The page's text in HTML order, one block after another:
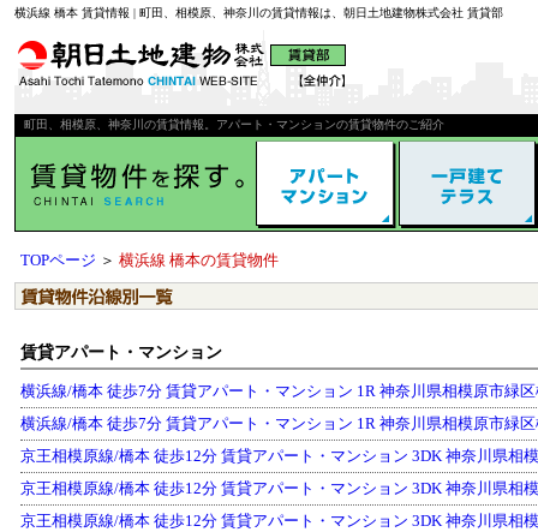
横浜線 橋本 賃貸情報 | 町田、相模原、神奈川の賃貸情報は、朝日土地建物株式会社 賃貸部
町田、相模原、神奈川の賃貸情報。アパート・マンションの賃貸物件のご紹介
TOPページ ＞ 横浜線 橋本の賃貸物件
賃貸アパート・マンション
横浜線/橋本 徒歩7分 賃貸アパート・マンション 1R 神奈川県相模原市緑
横浜線/橋本 徒歩7分 賃貸アパート・マンション 1R 神奈川県相模原市緑
京王相模原線/橋本 徒歩12分 賃貸アパート・マンション 3DK 神奈川県相
京王相模原線/橋本 徒歩12分 賃貸アパート・マンション 3DK 神奈川県相
京王相模原線/橋本 徒歩12分 賃貸アパート・マンション 3DK 神奈川県相